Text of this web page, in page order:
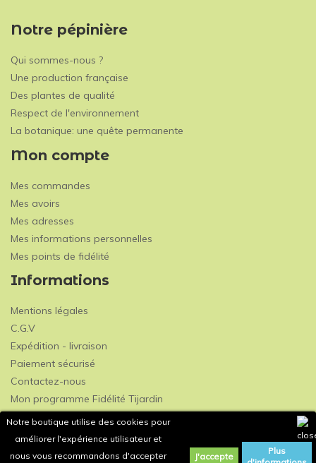
Notre boutique utilise des cookies pour
améliorer l'expérience utilisateur et
nous vous recommandons d'accepter
J'accepte
Plus
Notre pépinière
Qui sommes-nous ?
Une production française
Des plantes de qualité
Respect de l'environnement
La botanique: une quête permanente
Mon compte
Mes commandes
Mes avoirs
Mes adresses
Mes informations personnelles
Mes points de fidélité
Informations
Mentions légales
C.G.V
Expédition - livraison
Paiement sécurisé
Contactez-nous
Mon programme Fidélité Tijardin